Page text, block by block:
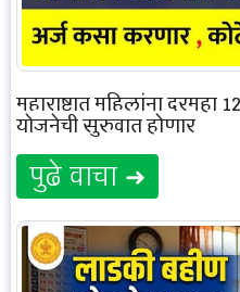
महाराष्ट्रात महिलांना
योजनेची सुरुवात होणार
पुढे वाचा ➜